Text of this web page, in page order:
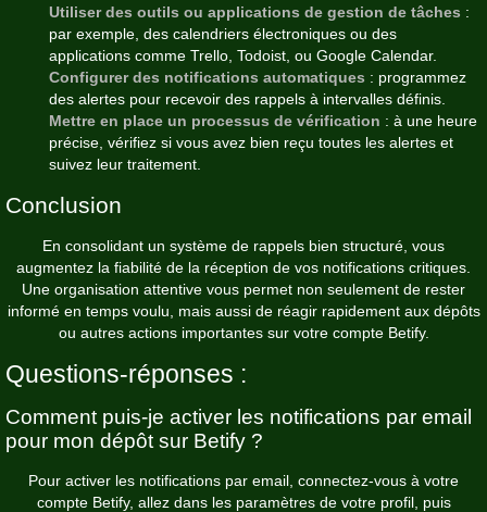
Utiliser des outils ou applications de gestion de tâches :
par exemple, des calendriers électroniques ou des
applications comme Trello, Todoist, ou Google Calendar.
Configurer des notifications automatiques : programmez
des alertes pour recevoir des rappels à intervalles définis.
Mettre en place un processus de vérification : à une heure
précise, vérifiez si vous avez bien reçu toutes les alertes et
suivez leur traitement.
Conclusion
En consolidant un système de rappels bien structuré, vous
augmentez la fiabilité de la réception de vos notifications critiques.
Une organisation attentive vous permet non seulement de rester
informé en temps voulu, mais aussi de réagir rapidement aux dépôts
ou autres actions importantes sur votre compte Betify.
Questions-réponses :
Comment puis-je activer les notifications par email
pour mon dépôt sur Betify ?
Pour activer les notifications par email, connectez-vous à votre
compte Betify, allez dans les paramètres de votre profil, puis